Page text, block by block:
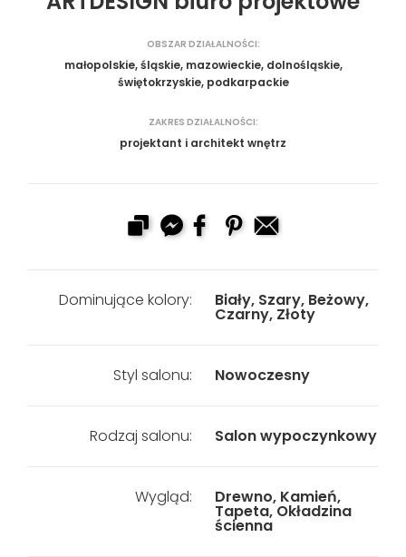
OBSZAR DZIAŁALNOŚCI:
małopolskie, śląskie, mazowieckie, dolnośląskie,
świętokrzyskie, podkarpackie
ZAKRES DZIAŁALNOŚCI:
projektant i architekt wnętrz
Dominujące kolory: Biały, Szary, Beżowy,
Czarny, Złoty
Styl salonu: Nowoczesny
Rodzaj salonu: Salon wypoczynkowy
Wygląd: Drewno, Kamień,
Tapeta, Okładzina
ścienna